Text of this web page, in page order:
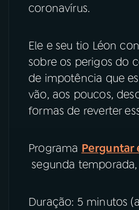
08PRÊMIO RÁDIO MEC
YouTube
Instagram
coronavírus.
Ele e seu tio Léon
sobre os perigos do
de impotência que
vão, aos poucos,
formas de reverter
Programa Perguntar
segunda
Duração: 5 minutos